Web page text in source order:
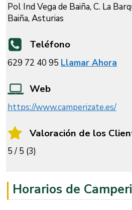
Pol Ind Vega de Baiña, C. La
Baiña, Asturias
Teléfono
629 72 40 95 Llamar Ahora
Web
https://www.camperizate.es/
Valoración de los
5 / 5 (3)
Horarios de